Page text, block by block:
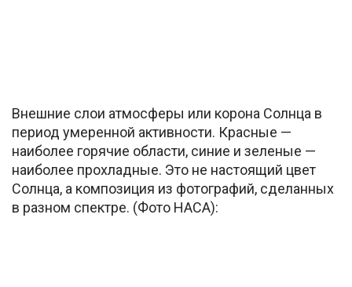
Внешние слои атмосферы или корона Солнца в
период умеренной активности. Красные —
наиболее горячие области, синие и зеленые —
наиболее прохладные. Это не настоящий цвет
Солнца, а композиция из фотографий, сделанных
в разном спектре. (Фото НАСА):